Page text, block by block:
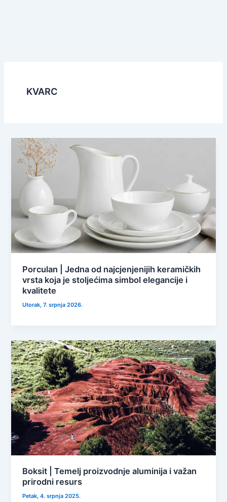
KVARC
Porculan | Jedna od najcjenjenijih keramičkih
vrsta koja je stoljećima simbol elegancije i
kvalitete
Utorak, 7. srpnja 2026.
Boksit | Temelj proizvodnje aluminija i važan
prirodni resurs
Petak, 4. srpnja 2025.